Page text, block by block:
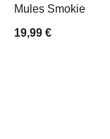
Mules Smokie -
19,99 €